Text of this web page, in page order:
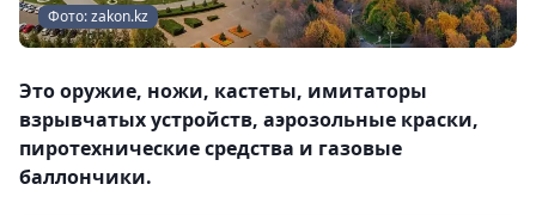
Фото: zakon.kz
Это оружие, ножи, кастеты, имитаторы
взрывчатых устройств, аэрозольные краски,
пиротехнические средства и газовые
баллончики.